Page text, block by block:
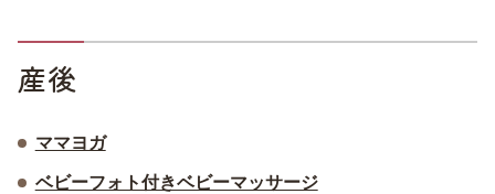
産後
ママヨガ
ベビーフォト付きベビーマッサージ